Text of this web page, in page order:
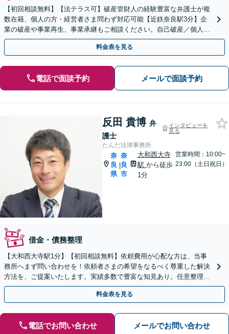
【初回相談無料】【法テラス可】破産管財人の経験豊富な弁護士が複
数在籍、個人の方・経営者さま問わず対応可能【近鉄奈良駅3分】企
業の破産や事業再生、事業承継もご相談ください。自己破産／個人再
生／任意整理の解決実績が豊富【完全個室】
料金表を見る
電話で面談予約 メールで面談予約
反田 貴博 弁
護士
インタビューを
見る
たんだ法律事務所
奈
良
県
|
奈
良
市
大和西大寺
駅 から徒歩
1分
営業時間：10:00~
23:00（土日祝日）
借金・債務整理
【大和西大寺駅1分】【初回相談無料】依頼費用が心配な方は、当事
務所へまず問い合わせを！依頼者さまの希望をなるべく尊重した解決
方法を、ご提案いたします。実績多数で豊富な知見あり。任意整理／
自己破産など【休日・夜間対応可】
料金表を見る
電話でお問い合わせ メールでお問い合わせ